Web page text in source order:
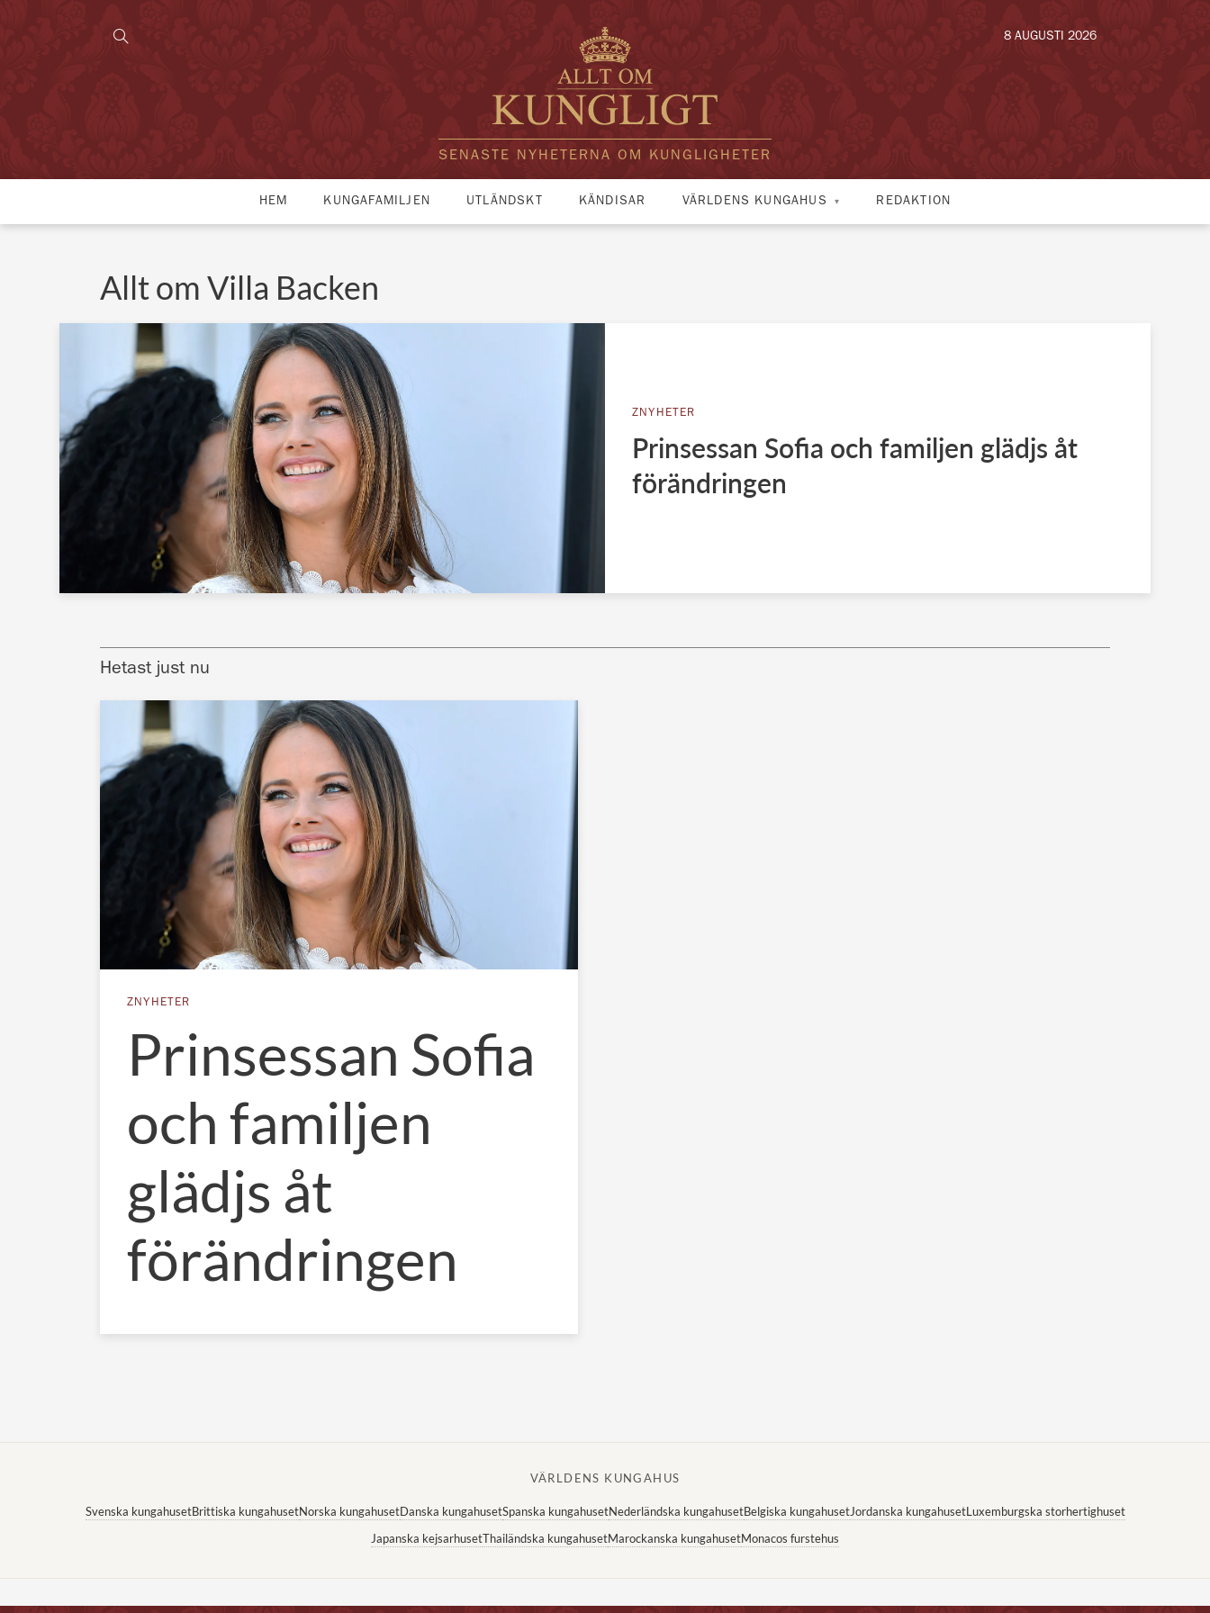
SENASTE NYHETERNA OM KUNGLIGHETER
8 AUGUSTI 2026
HEM KUNGAFAMILJEN UTLÄNDSKT KÄNDISAR VÄRLDENS KUNGAHUS REDAKTION
Allt om Villa Backen
ZNYHETER
Prinsessan Sofia och familjen glädjs åt
förändringen
Hetast just nu
ZNYHETER
Prinsessan Sofia
och familjen
glädjs åt
förändringen
VÄRLDENS KUNGAHUS
Svenska kungahusetBrittiska kungahusetNorska kungahusetDanska kungahusetSpanska kungahusetNederländska kungahusetBelgiska kungahusetJordanska kungahusetLuxemburgska storhertighuset
Japanska kejsarhusetThailändska kungahusetMarockanska kungahusetMonacos furstehus